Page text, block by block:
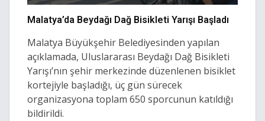
Malatya’da Beydağı Dağ Bisikleti Yarışı Başladı
Malatya Büyükşehir Belediyesinden yapılan
açıklamada, Uluslararası Beydağı Dağ Bisikleti
Yarışı’nın şehir merkezinde düzenlenen bisiklet
kortejiyle başladığı, üç gün sürecek
organizasyona toplam 650 sporcunun katıldığı
bildirildi.